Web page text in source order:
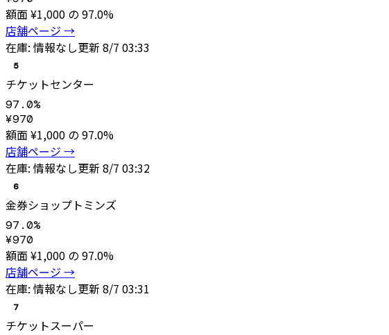
額面 ¥1,000 の 97.0%
店舗ページ →
在庫: 情報なし更新 8/7 03:33
5
チケットセンター
97.0%
¥970
額面 ¥1,000 の 97.0%
店舗ページ →
在庫: 情報なし更新 8/7 03:32
6
金券ショップトミンズ
97.0%
¥970
額面 ¥1,000 の 97.0%
店舗ページ →
在庫: 情報なし更新 8/7 03:31
7
チケットスーパー